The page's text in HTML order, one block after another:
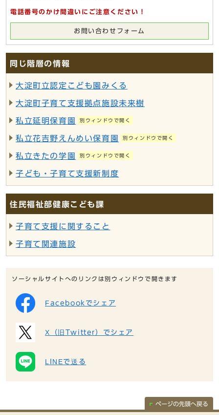
電話番号のかけ間違いにご注意ください！
お問い合わせフォーム
同じ階層の情報
大淀町立認定こども園みくる
大淀町子育て支援拠点施設未来樹
私立延明保育園 別ウィンドウで開く
私立花吉野えんめい保育園 別ウィンドウで開く
私立きたの学園 別ウィンドウで開く
子ども・子育て支援新制度
住民福祉部健康こども課
子育て支援に関すること
子育て関連施設
ソーシャルサイトへのリンクは別ウィンドウで開きます
Facebookでシェア
X（旧Twitter）でシェア
LINEで送る
ページの先頭へ戻る